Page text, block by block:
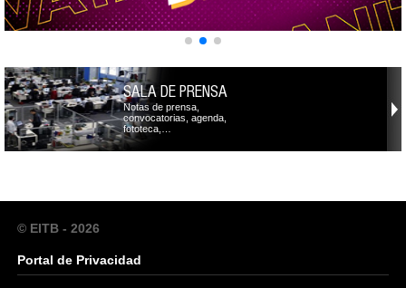
SALA DE PRENSA
Notas de prensa,
convocatorias, agenda,
fototeca,…
© EITB - 2026
Portal de Privacidad